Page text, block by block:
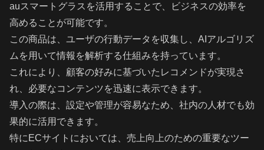
auスマートグラスを活用することで、ビジネスの効率を
高めることが可能です。
この商品は、ユーザの行動データを収集し、AIアルゴリズ
ムを用いて情報を解析する仕組みを持っています。
これにより、顧客の好みに基づいたレコメンドが実現さ
れ、必要なコンテンツを迅速に表示できます。
導入の際は、設定や管理が容易なため、社内の人材でも効
果的に活用できます。
特にECサイトにおいては、売上向上のための重要なツー